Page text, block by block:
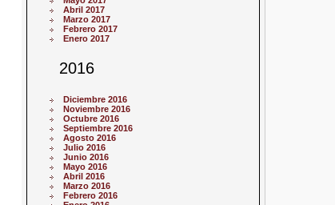
Abril 2017
Marzo 2017
Febrero 2017
Enero 2017
2016
Diciembre 2016
Noviembre 2016
Octubre 2016
Septiembre 2016
Agosto 2016
Julio 2016
Junio 2016
Mayo 2016
Abril 2016
Marzo 2016
Febrero 2016